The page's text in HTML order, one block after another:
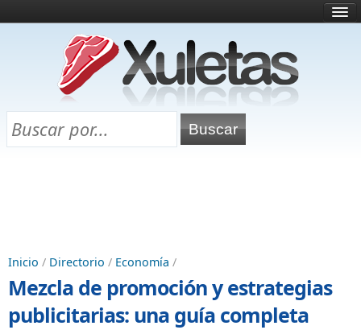
¿Qué es esto?
Directorio
Chuletas para exámenes
Inicio / Directorio / Economía /
Mezcla de promoción y estrategias
publicitarias: una guía completa